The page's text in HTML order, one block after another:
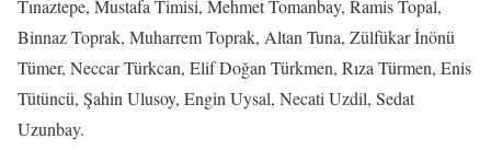
Tınaztepe, Mustafa Timisi, Mehmet Tomanbay, Ramis Topal,
Binnaz Toprak, Muharrem Toprak, Altan Tuna, Zülfükar İnönü
Tümer, Neccar Türkcan, Elif Doğan Türkmen, Rıza Türmen, Enis
Tütüncü, Şahin Ulusoy, Engin Uysal, Necati Uzdil, Sedat
Uzunbay.